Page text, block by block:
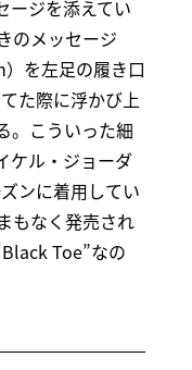
ージを添えてい
のメッセージ
を左足の履き口
た際に浮かび上
。こういった細
ケル・ジョーダ
ンに着用してい
もなく発売され
Toe”なの